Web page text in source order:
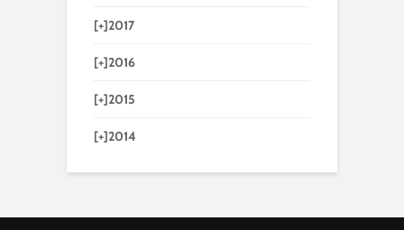
[+]2017
[+]2016
[+]2015
[+]2014